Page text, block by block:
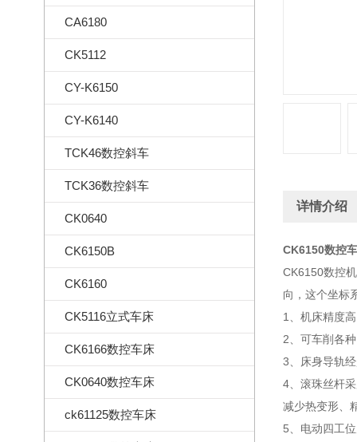
CA6180
CK5112
CY-K6150
CY-K6140
TCK46数控斜车
TCK36数控斜车
CK0640
CK6150B
CK6160
CK5116立式车床
CK6166数控车床
CK0640数控车床
ck61125数控车床
详情介绍
CK6150数控
CK6150数控
向，这个坐标
1、机床精度
2、可车削各
3、床身导轨
4、滚珠丝杆
减少热变形、
5、电动四工